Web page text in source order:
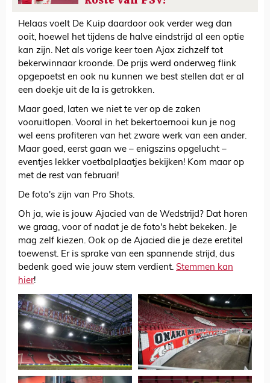
Helaas voelt De Kuip daardoor ook verder weg dan
ooit, hoewel het tijdens de halve eindstrijd al een optie
kan zijn. Net als vorige keer toen Ajax zichzelf tot
bekerwinnaar kroonde. De prijs werd onderweg flink
opgepoetst en ook nu kunnen we best stellen dat er al
een doekje uit de la is getrokken.
Maar goed, laten we niet te ver op de zaken
vooruitlopen. Vooral in het bekertoernooi kun je nog
wel eens profiteren van het zware werk van een ander.
Maar goed, eerst gaan we – enigszins opgelucht –
eventjes lekker voetbalplaatjes bekijken! Kom maar op
met de rest van februari!
De foto's zijn van Pro Shots.
Oh ja, wie is jouw Ajacied van de Wedstrijd? Dat horen
we graag, voor of nadat je de foto's hebt bekeken. Je
mag zelf kiezen. Ook op de Ajacied die je deze eretitel
toewenst. Er is sprake van een spannende strijd, dus
bedenk goed wie jouw stem verdient. Stemmen kan
hier!